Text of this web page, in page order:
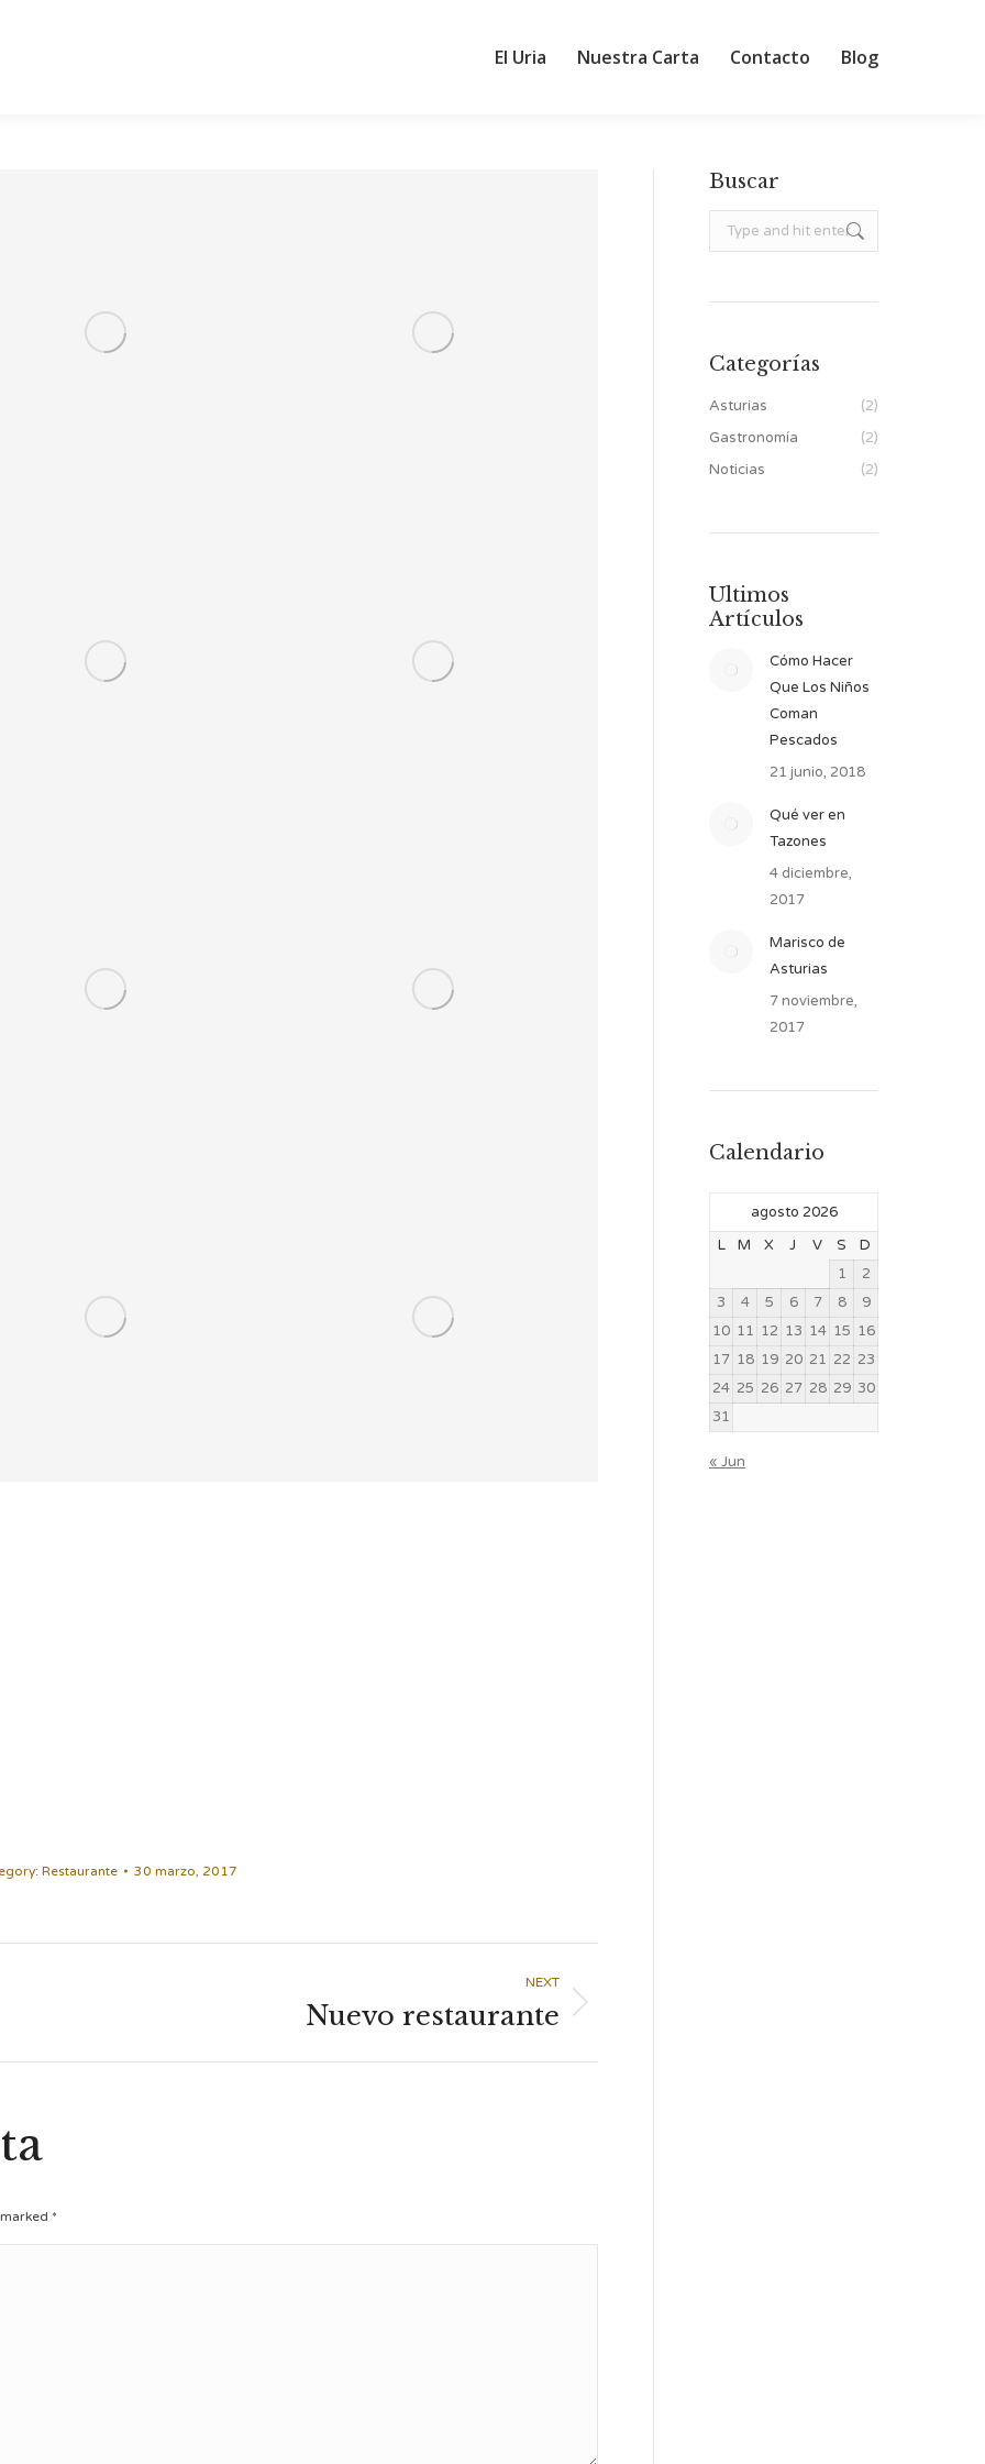
El Uria Nuestra Carta Contacto Blog
Restaurante 30 marzo, 2017
NEXT
Nuevo restaurante
*
Buscar
Search:
Categorías
Asturias
(2)
Gastronomía
(2)
Noticias
(2)
Ultimos
Artículos
Cómo Hacer
Que Los Niños
Coman
Pescados
21 junio, 2018
Qué ver en
Tazones
4 diciembre,
2017
Marisco de
Asturias
7 noviembre,
2017
Calendario
agosto 2026
L
M X J V S
D
1
2
3
4 5 6 7 8
9
10 11 12 13 14 15 16
17 18 19 20 21 22 23
24 25 26 27 28 29 30
31
« Jun